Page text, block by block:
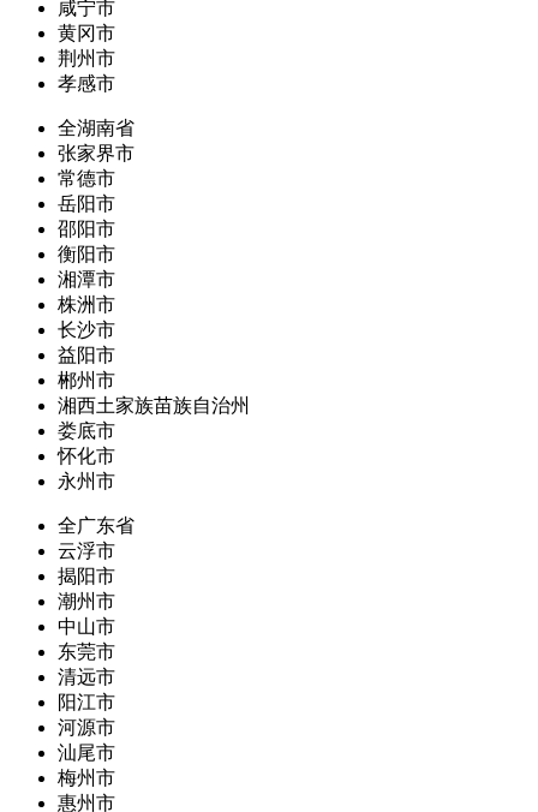
咸宁市
黄冈市
荆州市
孝感市
全湖南省
张家界市
常德市
岳阳市
邵阳市
衡阳市
湘潭市
株洲市
长沙市
益阳市
郴州市
湘西土家族苗族自治州
娄底市
怀化市
永州市
全广东省
云浮市
揭阳市
潮州市
中山市
东莞市
清远市
阳江市
河源市
汕尾市
梅州市
惠州市